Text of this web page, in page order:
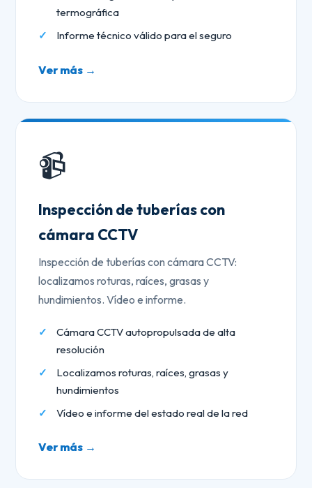
termográfica
Informe técnico válido para el seguro
Ver más →
📹
Inspección de tuberías con
cámara CCTV
Inspección de tuberías con cámara CCTV:
localizamos roturas, raíces, grasas y
hundimientos. Vídeo e informe.
Cámara CCTV autopropulsada de alta
resolución
Localizamos roturas, raíces, grasas y
hundimientos
Vídeo e informe del estado real de la red
Ver más →